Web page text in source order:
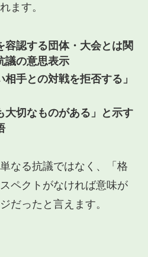
ます。
容認する団体・大会とは関
議の意思表示
相手との対戦を拒否する」
大切なものがある」と示す
なる抗議ではなく、「格
ペクトがなければ意味が
だったと言えます。